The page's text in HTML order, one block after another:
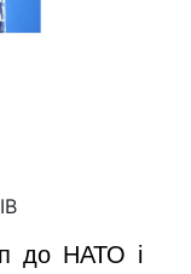
до НАТО і